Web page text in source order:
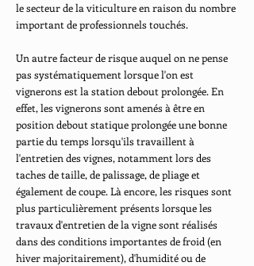
le secteur de la viticulture en raison du nombre
important de professionnels touchés.
Un autre facteur de risque auquel on ne pense
pas systématiquement lorsque l'on est
vignerons est la station debout prolongée. En
effet, les vignerons sont amenés à être en
position debout statique prolongée une bonne
partie du temps lorsqu'ils travaillent à
l'entretien des vignes, notamment lors des
taches de taille, de palissage, de pliage et
également de coupe. Là encore, les risques sont
plus particulièrement présents lorsque les
travaux d'entretien de la vigne sont réalisés
dans des conditions importantes de froid (en
hiver majoritairement), d'humidité ou de